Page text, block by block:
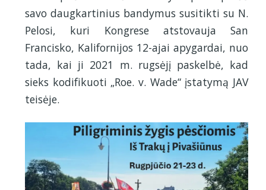
savo daugkartinius bandymus susitikti su N.
Pelosi, kuri Kongrese atstovauja San
Francisko, Kalifornijos 12-ajai apygardai, nuo
tada, kai ji 2021 m. rugsėjį paskelbė, kad
sieks kodifikuoti „Roe. v. Wade“ įstatymą JAV
teisėje.